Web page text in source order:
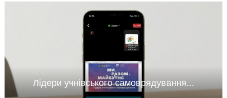
Лідери учнівського самоврядування...